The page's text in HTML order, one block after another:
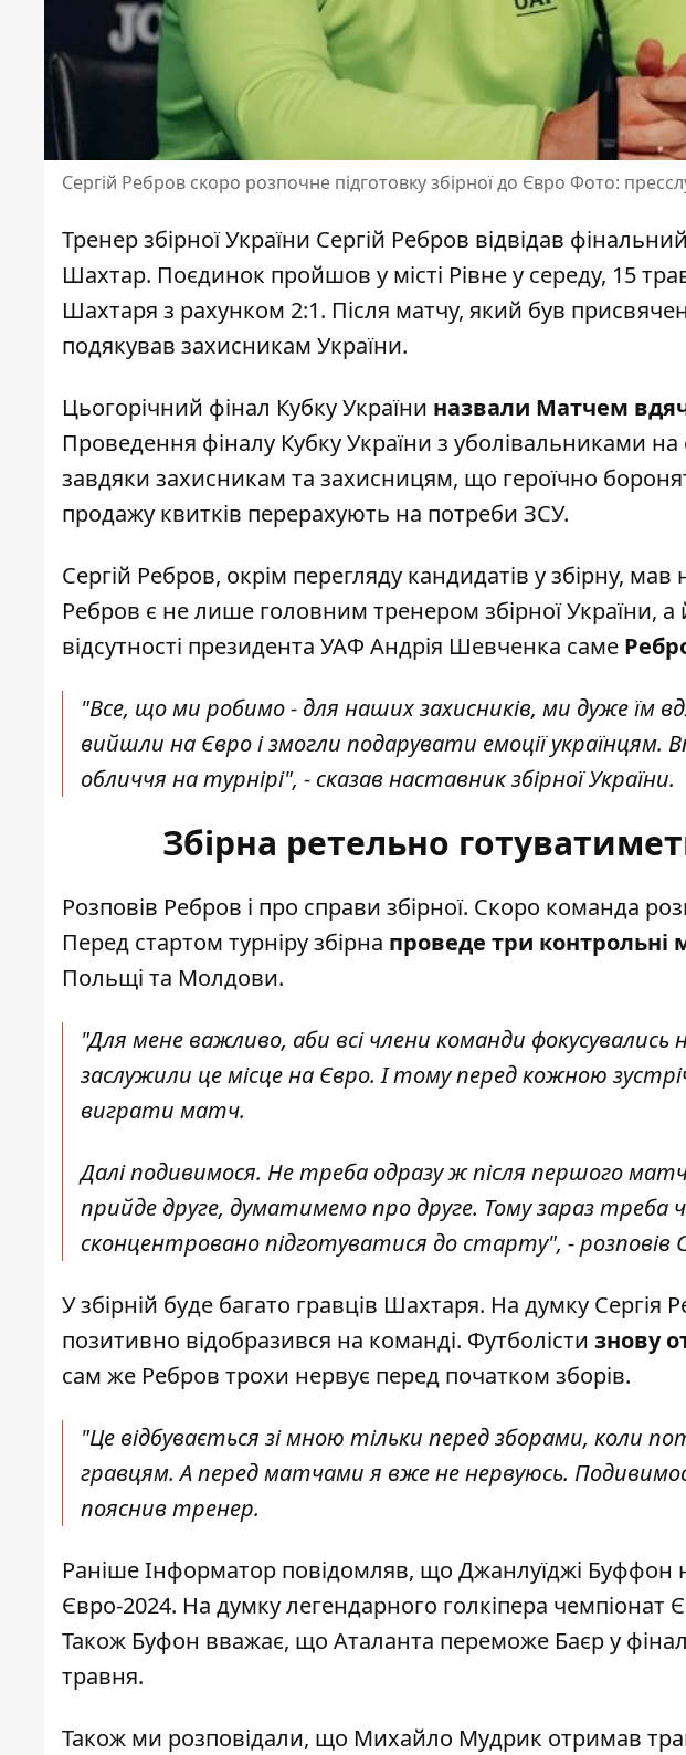
Сергій Ребров скоро розпочне підготовку збірної до Євро Фото:
Тренер збірної України Сергій Ребров відвідав
Шахтар. Поєдинок пройшов у місті Рівне у середу, 15
Шахтаря з рахунком 2:1. Після матчу, який був
подякував захисникам України.
Цьогорічний фінал Кубку України назвали Матчем
Проведення фіналу Кубку України з уболівальниками
завдяки захисникам та захисницям, що героїчно
продажу квитків перерахують на потреби ЗСУ.
Сергій Ребров, окрім перегляду кандидатів у збірну,
Ребров є не лише головним тренером збірної України,
відсутності президента УАФ Андрія Шевченка саме
"Все, що ми робимо - для наших захисників, ми дуже їм
вийшли на Євро і змогли подарувати емоції
обличчя на турнірі", - сказав наставник збірної України.
Збірна ретельно
Розповів Ребров і про справи збірної. Скоро команда
Перед стартом турніру збірна проведе три контрольні
Польщі та Молдови.
"Для мене важливо, аби всі члени команди фокусувались
заслужили це місце на Євро. І тому перед кожною
виграти матч.
Далі подивимося. Не треба одразу ж після першого
прийде друге, думатимемо про друге. Тому зараз треба
сконцентровано підготуватися до старту", - розповів
У збірній буде багато гравців Шахтаря. На думку
позитивно відобразився на команді. Футболісти знову
сам же Ребров трохи нервує перед початком зборів.
"Це відбувається зі мною тільки перед зборами, коли
гравцям. А перед матчами я вже не нервуюсь.
пояснив тренер.
Раніше Інформатор повідомляв, що Джанлуїджі Буффон
Євро-2024. На думку легендарного голкіпера чемпіонат
Також Буфон вважає, що Аталанта переможе Баєр у
травня.
Також ми розповідали, що Михайло Мудрик отримав